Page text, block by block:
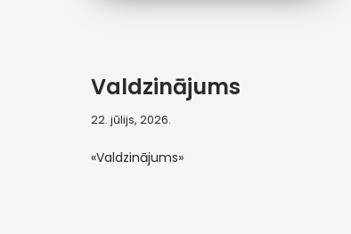
Valdzinājums
22. jūlijs, 2026.
«Valdzinājums»